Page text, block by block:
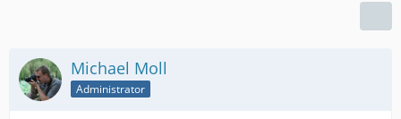
Michael Moll
Administrator